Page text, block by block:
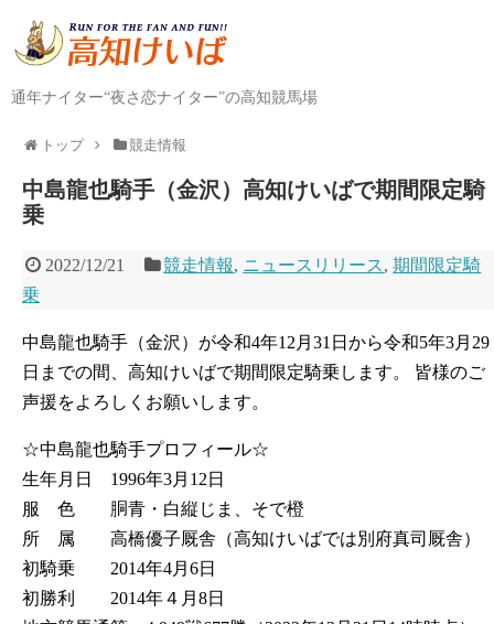
通年ナイター“夜さ恋ナイター”の高知競馬場
トップ 競走情報
中島龍也騎手（金沢）高知けいばで期間限定騎
乗
2022/12/21 競走情報, ニュースリリース,期間限定騎
乗
中島龍也騎手（金沢）が令和4年12月31日から令和5年3月29
日までの間、高知けいばで期間限定騎乗します。 皆様のご
声援をよろしくお願いします。
☆中島龍也騎手プロフィール☆
生年月日 1996年3月12日
服 色 胴青・白縦じま、そで橙
所 属 高橋優子厩舎（高知けいばでは別府真司厩舎）
初騎乗 2014年4月6日
初勝利 2014年４月8日